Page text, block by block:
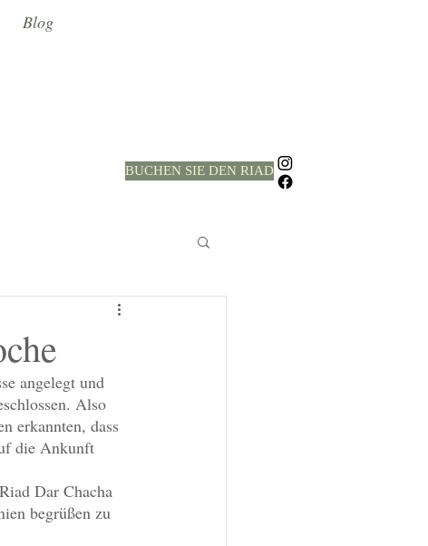
Blog
BUCHEN SIE DEN RIAD
angelegt und
Also
erkannten, dass
die Ankunft
Dar Chacha
begrüßen zu